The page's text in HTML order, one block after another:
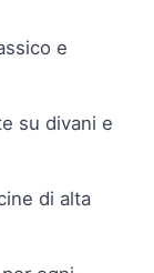
e
su divani e
di alta